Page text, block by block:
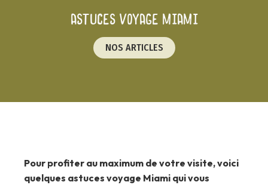
Astuces voyage miami
NOS ARTICLES
Pour profiter au maximum de votre visite, voici
quelques astuces voyage Miami qui vous